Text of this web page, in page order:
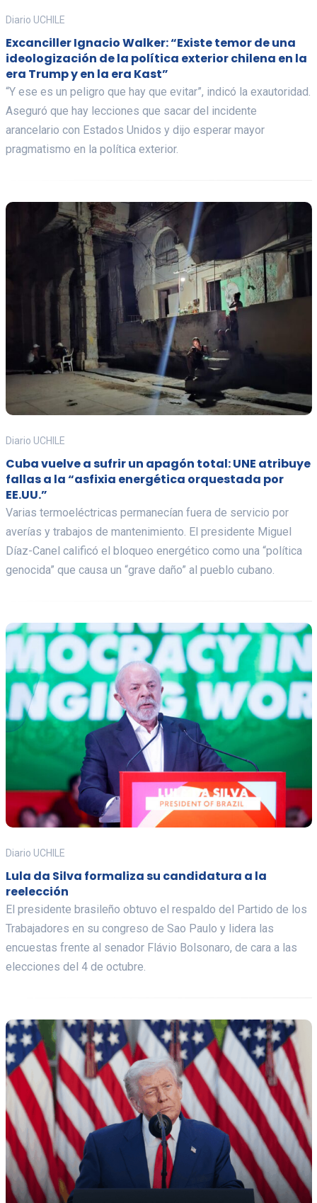
Diario UCHILE
Excanciller Ignacio Walker: “Existe temor de una
ideologización de la política exterior chilena en la
era Trump y en la era Kast”
“Y ese es un peligro que hay que evitar”, indicó la exautoridad.
Aseguró que hay lecciones que sacar del incidente
arancelario con Estados Unidos y dijo esperar mayor
pragmatismo en la política exterior.
Diario UCHILE
Cuba vuelve a sufrir un apagón total: UNE atribuye
fallas a la “asfixia energética orquestada por
EE.UU.”
Varias termoeléctricas permanecían fuera de servicio por
averías y trabajos de mantenimiento. El presidente Miguel
Díaz-Canel calificó el bloqueo energético como una “política
genocida” que causa un “grave daño” al pueblo cubano.
Diario UCHILE
Lula da Silva formaliza su candidatura a la
reelección
El presidente brasileño obtuvo el respaldo del Partido de los
Trabajadores en su congreso de Sao Paulo y lidera las
encuestas frente al senador Flávio Bolsonaro, de cara a las
elecciones del 4 de octubre.